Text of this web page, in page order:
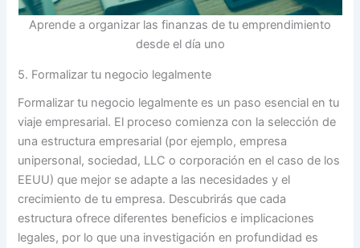
Aprende a organizar las finanzas de tu emprendimiento
desde el día uno
5. Formalizar tu negocio legalmente
Formalizar tu negocio legalmente es un paso esencial en tu
viaje empresarial. El proceso comienza con la selección de
una estructura empresarial (por ejemplo, empresa
unipersonal, sociedad, LLC o corporación en el caso de los
EEUU) que mejor se adapte a las necesidades y el
crecimiento de tu empresa. Descubrirás que cada
estructura ofrece diferentes beneficios e implicaciones
legales, por lo que una investigación en profundidad es